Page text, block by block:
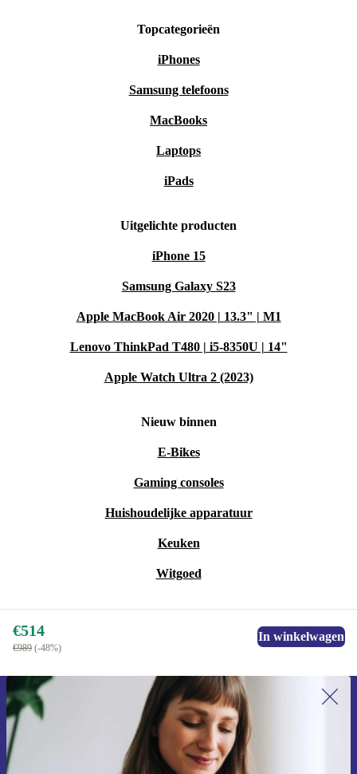
Topcategorieën
iPhones
Samsung telefoons
MacBooks
Laptops
iPads
Uitgelichte producten
iPhone 15
Samsung Galaxy S23
Apple MacBook Air 2020 | 13.3" | M1
Lenovo ThinkPad T480 | i5-8350U | 14"
Apple Watch Ultra 2 (2023)
Nieuw binnen
E-Bikes
Gaming consoles
Huishoudelijke apparatuur
Keuken
Witgoed
€514
€989 (-48%)
In winkelwagen
Meld je aan voor onze nieuwsbrief en
ontvang €15 korting!
Mis nooit meer een aanbieding.